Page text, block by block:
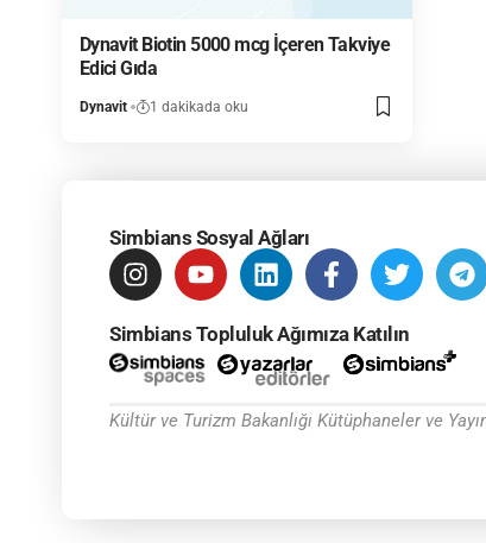
Dynavit Biotin 5000 mcg İçeren Takviye
Edici Gıda
Dynavit 1 dakikada oku
Simbians Sosyal Ağları
Simbians Topluluk Ağımıza Katılın
Kültür ve Turizm Bakanlığı Kütüphaneler ve